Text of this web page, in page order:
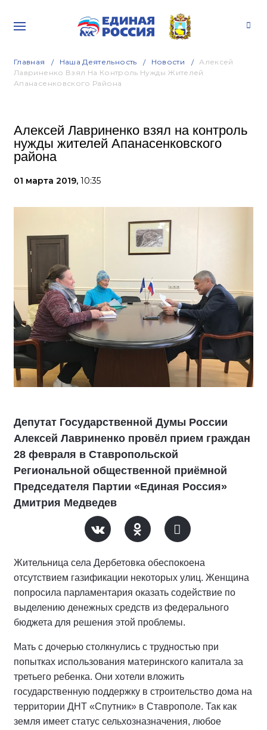
Главная Наша Деятельность Новости
Алексей
Лавриненко Взял На Контроль Нужды Жителей
Апанасенковского Района
Алексей Лавриненко взял на контроль
нужды жителей Апанасенковского
района
01 марта 2019, 10:35
Депутат Государственной Думы России
Алексей Лавриненко провёл прием граждан
28 февраля в Ставропольской
Региональной общественной приёмной
Председателя Партии «Единая Россия»
Дмитрия Медведев
Жительница села Дербетовка обеспокоена
отсутствием газификации некоторых улиц. Женщина
попросила парламентария оказать содействие по
выделению денежных средств из федерального
бюджета для решения этой проблемы.
Мать с дочерью столкнулись с трудностью при
попытках использования материнского капитала за
третьего ребенка. Они хотели вложить
государственную поддержку в строительство дома на
территории ДНТ «Спутник» в Ставрополе. Так как
земля имеет статус сельхозназначения, любое